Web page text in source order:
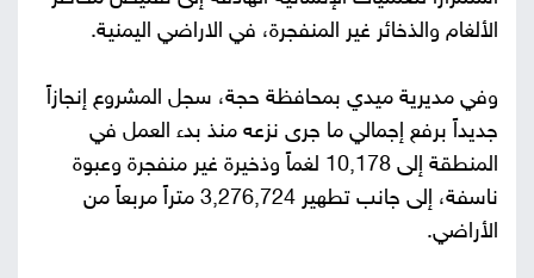
الألغام والذخائر غير المنفجرة، في الاراضي اليمنية.
وفي مديرية ميدي بمحافظة حجة، سجل المشروع إنجازاً
جديداً برفع إجمالي ما جرى نزعه منذ بدء العمل في
المنطقة إلى 10,178 لغماً وذخيرة غير منفجرة وعبوة
ناسفة، إلى جانب تطهير 3,276,724 متراً مربعاً من
الأراضي.